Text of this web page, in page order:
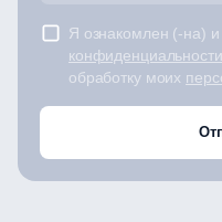
Я ознакомлен (-на) и
конфиденциальности
обработку моих